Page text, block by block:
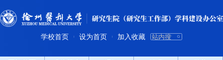
学校首页 | 设为首页 | 加入收藏